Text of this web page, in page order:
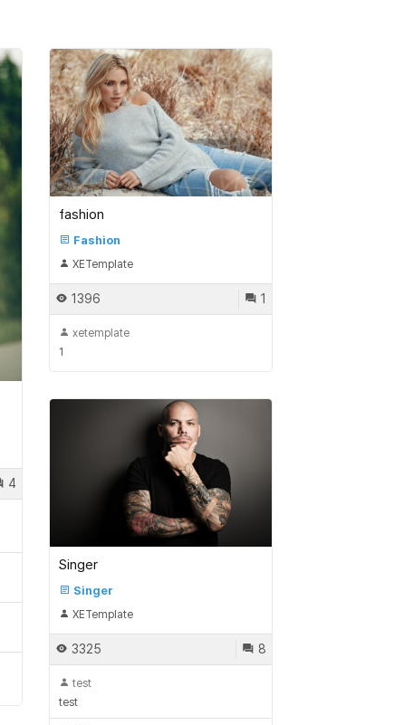
4
fashion
Fashion
XETemplate
1
1396
xetemplate
1
Singer
Singer
XETemplate
8
3325
test
test